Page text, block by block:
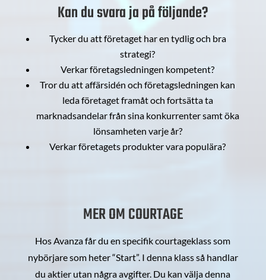
Kan du svara ja på följande?
Tycker du att företaget har en tydlig och bra
strategi?
Verkar företagsledningen kompetent?
Tror du att affärsidén och företagsledningen kan
leda företaget framåt och fortsätta ta
marknadsandelar från sina konkurrenter samt öka
lönsamheten varje år?
Verkar företagets produkter vara populära?
MER OM COURTAGE
Hos Avanza får du en specifik courtageklass som
nybörjare som heter “Start”. I denna klass så handlar
du aktier utan några avgifter. Du kan välja denna